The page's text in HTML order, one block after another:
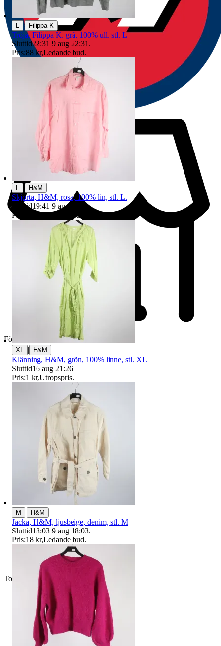
Företag
Toppsäljare
| Filippa K
Tröja, Filippa K, grå, 100% ull, stl. L
Sluttid22:31 9 aug 22:31 .
Pris:88 kr,Ledande bud.
H&M
Skjorta, H&M, rosa, 100% lin, stl. L.
Sluttid19:41 9 aug 19:41.
Pris:
40 kr,Ledande bud
XL | H&M
Klänning, H&M, grön, 100% linne, stl. XL
Sluttid16 aug 21:26.
Pris:1 kr,Utropspris.
M | H&M
Jacka, H&M, ljusbeige, denim, stl. M
Sluttid18:03 9 aug 18:03.
Pris:18 kr,Ledande bud.